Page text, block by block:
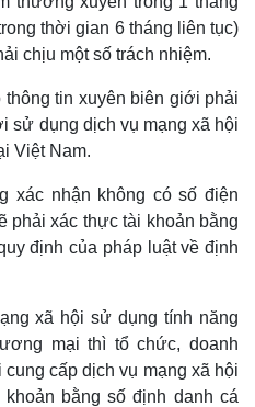
Quân sự - Quốc phòng
Việt Nam
Phân tích
thời gian 6 tháng liên tục)
chịu một số trách nhiệm.
tin xuyên biên giới phải
sử dụng dịch vụ mạng xã hội
Việt Nam.
xác nhận không có số điện
phải xác thực tài khoản bằng
định của pháp luật về định
xã hội sử dụng tính năng
mại thì tổ chức, doanh
cấp dịch vụ mạng xã hội
bằng số định danh cá